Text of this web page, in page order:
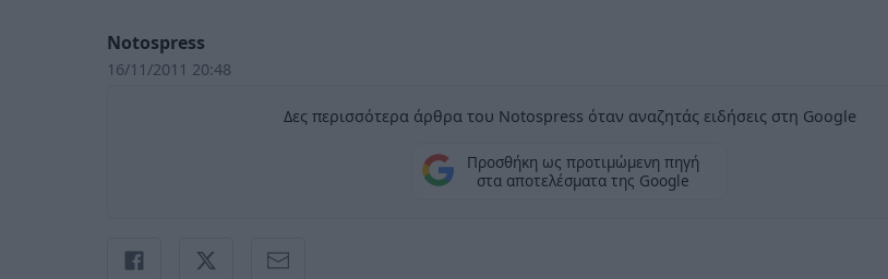
Notospress
16/11/2011 20:48
Δες περισσότερα άρθρα του Notospress όταν αναζητάς ειδήσεις στη Google
Προσθήκη ως προτιμώμενη πηγή
στα αποτελέσματα της Google